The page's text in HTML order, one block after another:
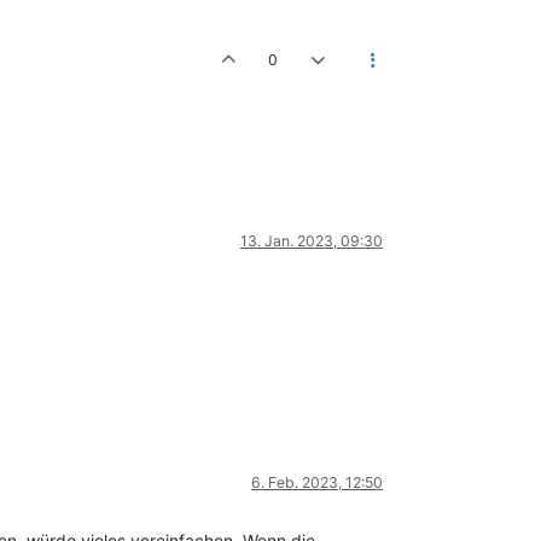
0
13. Jan. 2023, 09:30
6. Feb. 2023, 12:50